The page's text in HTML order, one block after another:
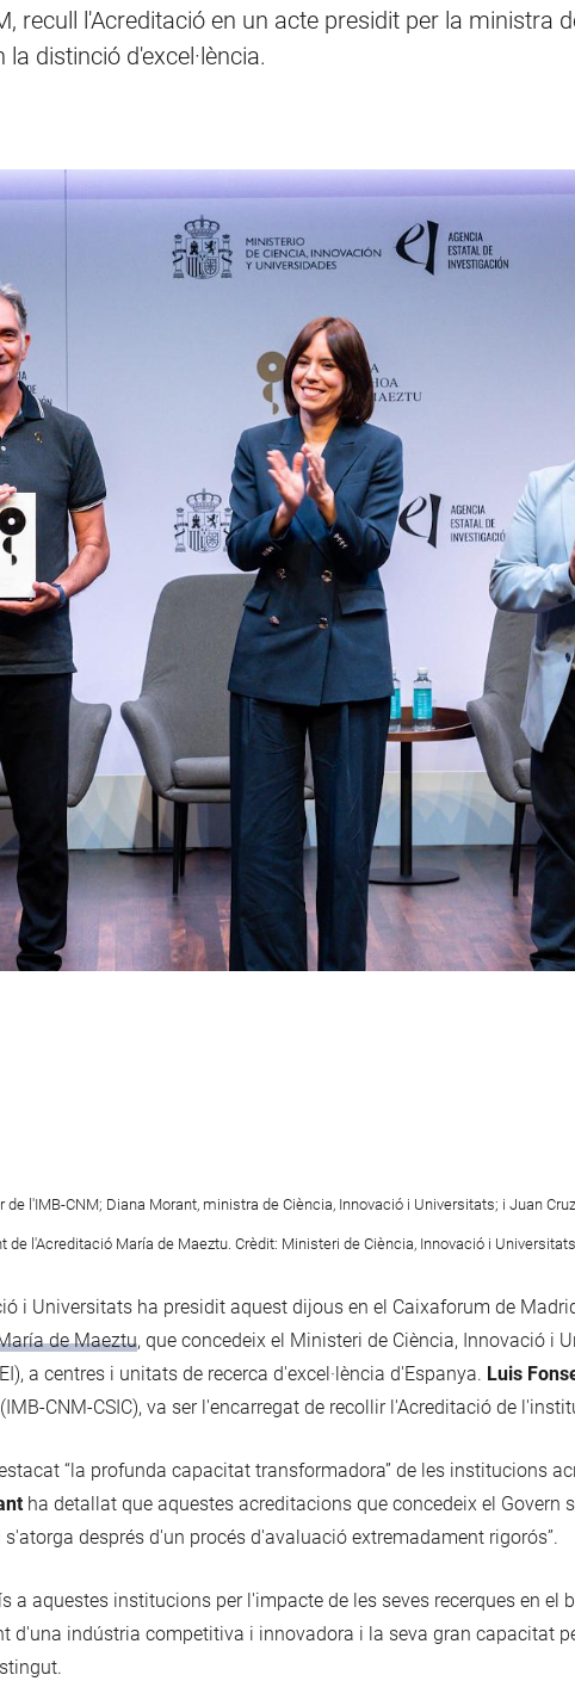
recull l'Acreditació en un acte presidit per la ministra
distinció d'excel·lència.
l'IMB-CNM; Diana Morant, ministra de Ciència, Innovació i Universitats; i Juan
de l'Acreditació María de Maeztu. Crèdit: Ministeri de Ciència, Innovació i
i Universitats ha presidit aquest dijous en el Caixaforum de
de Maeztu, que concedeix el Ministeri de Ciència, Innovació i
a centres i unitats de recerca d'excel·lència d'Espanya. Luis
(IMB-CNM-CSIC), va ser l'encarregat de recollir l'Acreditació de
“la profunda capacitat transformadora” de les institucions
ha detallat que aquestes acreditacions que concedeix el Govern
després d'un procés d'avaluació extremadament rigorós”.
a aquestes institucions per l'impacte de les seves recerques en el
d'una indústria competitiva i innovadora i la seva gran capacitat